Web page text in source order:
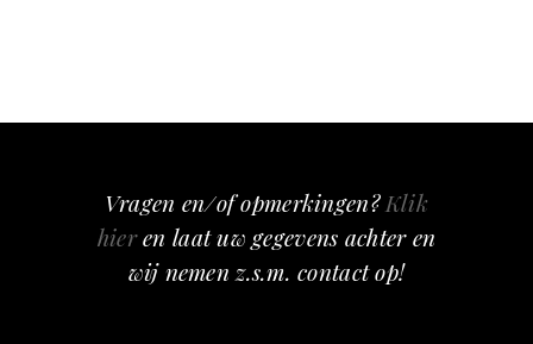
Vragen en/of opmerkingen?Klik
hieren laat uw gegevens achter en
wij nemen z.s.m. contact op!